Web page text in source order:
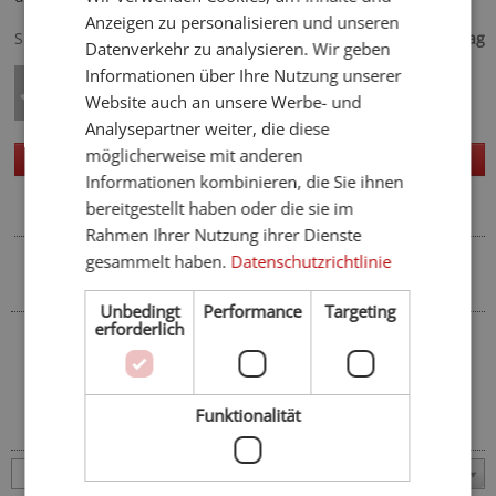
Spezialisiert auf
ab 94,- € pro Tag
Homepage
Entdecken Sie die Region
In der Umgebung
Orte
Weitere Orte in Südtirol
Anzeigen zu personalisieren und unseren
Datenverkehr zu analysieren. Wir geben
Informationen über Ihre Nutzung unserer
Website auch an unsere Werbe- und
Analysepartner weiter, die diese
möglicherweise mit anderen
Informationen kombinieren, die Sie ihnen
bereitgestellt haben oder die sie im
Rahmen Ihrer Nutzung ihrer Dienste
gesammelt haben. Datenschutzrichtlinie
Unbedingt
erforderlich
Performance Targeting
Funktionalität